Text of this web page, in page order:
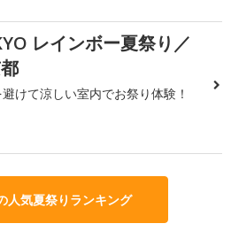
レインボー夏祭り／
けて涼しい室内でお祭り体験！
人気夏祭りランキング